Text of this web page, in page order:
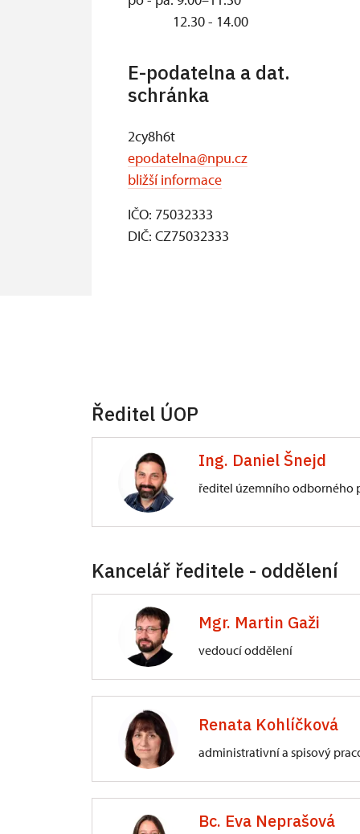
12.30 - 14.00
E-podatelna a dat.
schránka
2cy8h6t
epodatelna@npu.cz
bližší informace
IČO: 75032333
DIČ: CZ75032333
Ředitel ÚOP
Ing. Daniel Šnejd
ředitel územního odborného
Senovážné nám. 230/6, České
Kancelář ředitele - oddělení
Mgr. Martin Gaži
vedoucí oddělení
Senovážné nám. 230/6, České
Renata Kohlíčková
administrativní a spisový
Senovážné nám. 230/6, České
Bc. Eva Neprašová